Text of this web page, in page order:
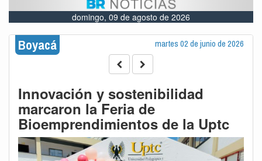
domingo, 09 de agosto de 2026
Boyacá martes 02 de junio de 2026
Innovación y sostenibilidad
marcaron la Feria de
Bioemprendimientos de la Uptc